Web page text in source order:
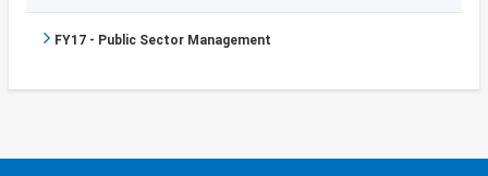
FY17 - Public Sector Management